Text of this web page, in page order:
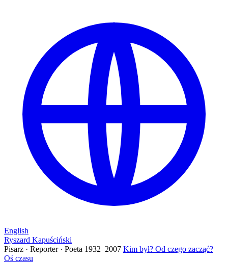
English
Ryszard Kapuściński
Pisarz · Reporter · Poeta 1932–2007 Kim był? Od czego zacząć?
Oś czasu